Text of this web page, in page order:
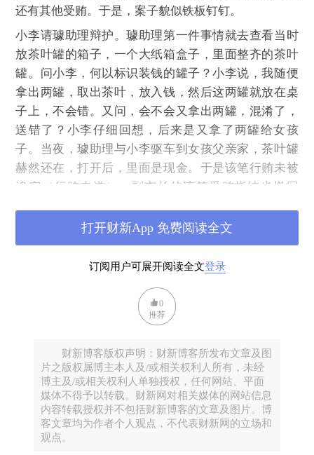
还有其他受贿。于是，案子貌似铁板钉钉。
小李请璩助理辩护。璩助理第一件事情就去查看当时
放茶叶罐的箱子，一个大纸箱盒子，里面整齐的茶叶
罐。问小李，何以标识装钱的罐子？小李说，我随便
拿出两罐，取出茶叶，放入钱，然后这两罐就放在桌
子上，不会错。又问，会不会又拿出两罐，混淆了，
送错了？小李仔细回想，后来是又拿了两罐给女孩
子。当夜，璩助理与小李驱车到女孩父亲家，茶叶罐
赫然还在，打开后，里面是现金。于是该笔行贿未被
追究（行贿未遂），副市长的该笔受贿指控也撤回
订阅用户可展开阅读全文登录
打开财新App 免费阅读全文
0
推荐
财新博客版权声明：财新博客所发布文章及图
片之版权属博主本人及/或相关权利人所有，未经
博主及/或相关权利人单独授权，任何网站、平面
媒体不得予以转载。财新网对相关媒体的网站信息
内容转载授权并不包括财新博客的文章及图片。博
客文章均为作者个人观点，不代表财新网的立场和
观点。